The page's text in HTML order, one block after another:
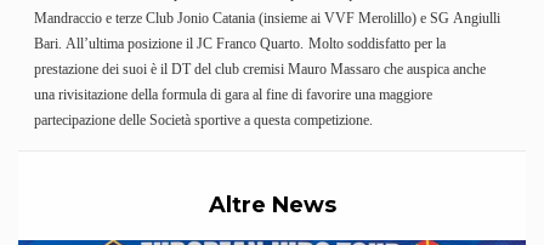
La disciplina
News
Gare e Risultati
Attività Didattica
Albi Federali
Arti marziali
Sumo
Mandraccio e terze Club Jonio Catania (insieme ai VVF Merolillo) e SG Angiulli
Bari. All’ultima posizione il JC Franco Quarto. Molto soddisfatto per la
prestazione dei suoi è il DT del club cremisi Mauro Massaro che auspica anche
una rivisitazione della formula di gara al fine di favorire una maggiore
partecipazione delle Società sportive a questa competizione.
Altre News